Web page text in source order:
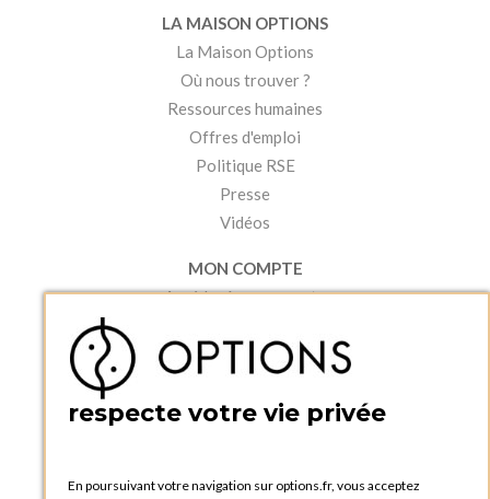
LA MAISON OPTIONS
La Maison Options
Où nous trouver ?
Ressources humaines
Offres d'emploi
Politique RSE
Presse
Vidéos
MON COMPTE
Accéder à mon compte
Créer un compte
PRATIQUE
Catalogues et bons de commande
Tutoriels
respecte votre vie privée
En poursuivant votre navigation sur options.fr, vous acceptez